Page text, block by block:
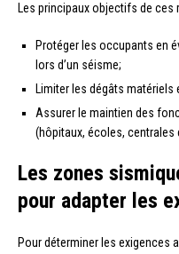
Les principaux objectifs de ces
Protéger les occupants en
lors d’un séisme;
Limiter les dégâts matériels
Assurer le maintien des
(hôpitaux, écoles, centrales
Les zones
pour adapter les
Pour déterminer les exigences